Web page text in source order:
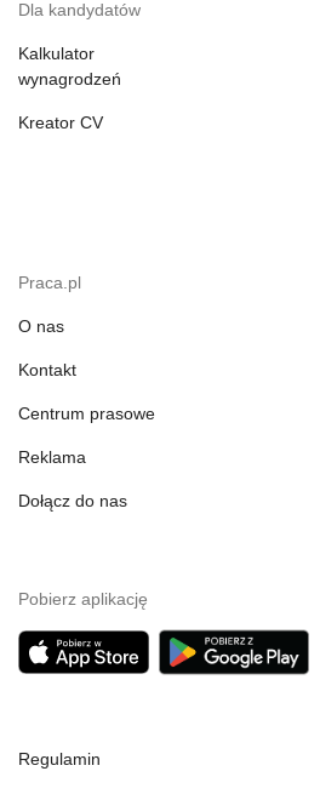
Dla kandydatów
Kalkulator
wynagrodzeń
Kreator CV
Praca.pl
O nas
Kontakt
Centrum prasowe
Reklama
Dołącz do nas
Pobierz aplikację
Regulamin